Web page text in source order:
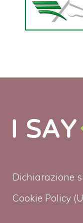
Dichiarazione
Cookie Policy